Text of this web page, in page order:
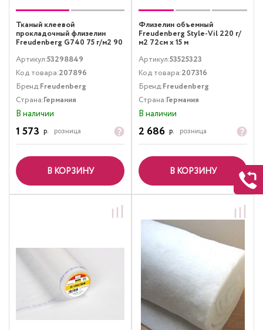
Тканый клеевой
прокладочный флизелин
Freudenberg G740 75 г/м2 90
см х 25 м бежевый
Артикул:53298849
Код товара:207896
Бренд:Freudenberg
Страна:Германия
В наличии
1 573 р. розница
В КОРЗИНУ
Флизелин объемный
Freudenberg Style-Vil 220 г/
м2 72см х 15 м
Артикул:53525323
Код товара:207316
Бренд:Freudenberg
Страна:Германия
В наличии
2 686 р. розница
В КОРЗИНУ